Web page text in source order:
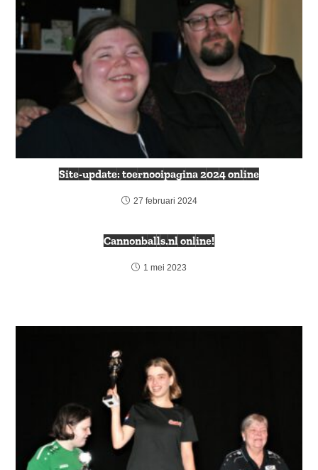
Site-update: toernooipagina 2024 online
27 februari 2024
Cannonballs.nl online!
1 mei 2023